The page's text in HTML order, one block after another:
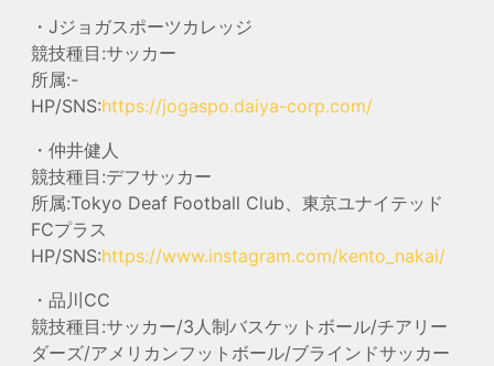
・Jジョガスポーツカレッジ
競技種目:サッカー
所属:-
HP/SNS:https://jogaspo.daiya-corp.com/
・仲井健人
競技種目:デフサッカー
所属:Tokyo Deaf Football Club、東京ユナイテッド
FCプラス
HP/SNS:https://www.instagram.com/kento_nakai/
・品川CC
競技種目:サッカー/3人制バスケットボール/チアリー
ダーズ/アメリカンフットボール/ブラインドサッカー